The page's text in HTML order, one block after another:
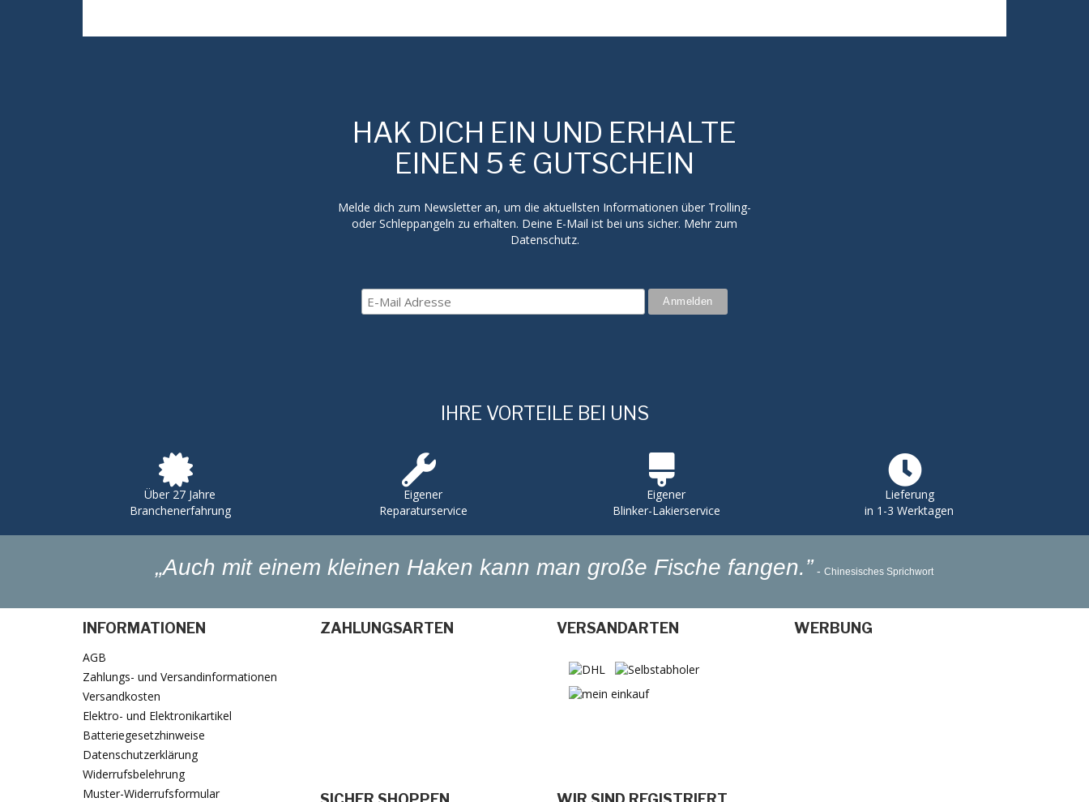
HAK DICH EIN UND ERHALTE
EINEN 5 € GUTSCHEIN
Melde dich zum Newsletter an, um die aktuellsten Informationen über Trolling-
oder Schleppangeln zu erhalten. Deine E-Mail ist bei uns sicher. Mehr zum
Datenschutz.
IHRE VORTEILE BEI UNS
Über 27 Jahre
Branchenerfahrung
Eigener
Reparaturservice
Eigener
Blinker-Lakierservice
Lieferung
in 1-3 Werktagen
„Auch mit einem kleinen Haken kann man große Fische fangen.” - Chinesisches Sprichwort
INFORMATIONEN
AGB
Zahlungs- und Versandinformationen
Versandkosten
Elektro- und Elektronikartikel
Batteriegesetzhinweise
Datenschutzerklärung
Widerrufsbelehrung
Muster-Widerrufsformular
ZAHLUNGSARTEN VERSANDARTEN WERBUNG